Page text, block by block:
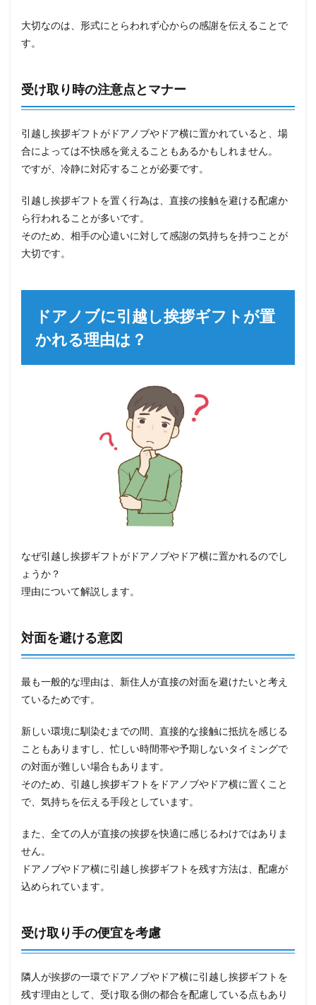
大切なのは、形式にとらわれず心からの感謝を伝えることで
す。
受け取り時の注意点とマナー
引越し挨拶ギフトがドアノブやドア横に置かれていると、場
合によっては不快感を覚えることもあるかもしれません。
ですが、冷静に対応することが必要です。
引越し挨拶ギフトを置く行為は、直接の接触を避ける配慮か
ら行われることが多いです。
そのため、相手の心遣いに対して感謝の気持ちを持つことが
大切です。
ドアノブに引越し挨拶ギフトが置
かれる理由は？
なぜ引越し挨拶ギフトがドアノブやドア横に置かれるのでし
ょうか？
理由について解説します。
対面を避ける意図
最も一般的な理由は、新住人が直接の対面を避けたいと考え
ているためです。
新しい環境に馴染むまでの間、直接的な接触に抵抗を感じる
こともありますし、忙しい時間帯や予期しないタイミングで
の対面が難しい場合もあります。
そのため、引越し挨拶ギフトをドアノブやドア横に置くこと
で、気持ちを伝える手段としています。
また、全ての人が直接の挨拶を快適に感じるわけではありま
せん。
ドアノブやドア横に引越し挨拶ギフトを残す方法は、配慮が
込められています。
受け取り手の便宜を考慮
隣人が挨拶の一環でドアノブやドア横に引越し挨拶ギフトを
残す理由として、受け取る側の都合を配慮している点もあり